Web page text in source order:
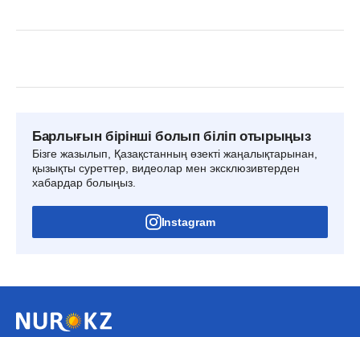
Барлығын бірінші болып біліп отырыңыз
Бізге жазылып, Қазақстанның өзекті жаңалықтарынан,
қызықты суреттер, видеолар мен эксклюзивтерден
хабардар болыңыз.
Instagram